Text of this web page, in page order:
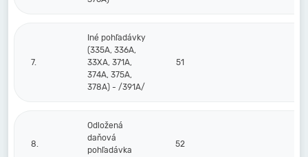
7.
Iné pohľadávky
(335A, 336A,
33XA, 371A,
374A, 375A,
378A) - /391A/
51
8.
Odložená
daňová
pohľadávka
52